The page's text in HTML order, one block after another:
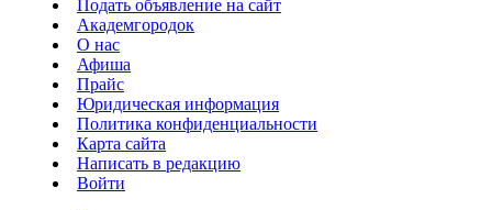
Подать объявление на сайт
Академгородок
О нас
Афиша
Прайс
Юридическая информация
Политика конфиденциальности
Карта сайта
Написать в редакцию
Войти